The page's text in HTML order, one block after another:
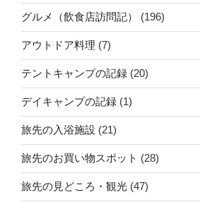
グルメ（飲食店訪問記） (196)
アウトドア料理 (7)
テントキャンプの記録 (20)
デイキャンプの記録 (1)
旅先の入浴施設 (21)
旅先のお買い物スポット (28)
旅先の見どころ・観光 (47)